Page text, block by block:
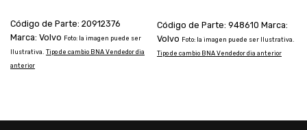
Código de Parte: 20912376
Marca: Volvo Foto: la imagen puede ser
Ilustrativa. Tipo de cambio BNA Vendedor dia
anterior
Código de Parte: 948610 Marca:
Volvo Foto: la imagen puede ser Ilustrativa.
Tipo de cambio BNA Vendedor dia anterior